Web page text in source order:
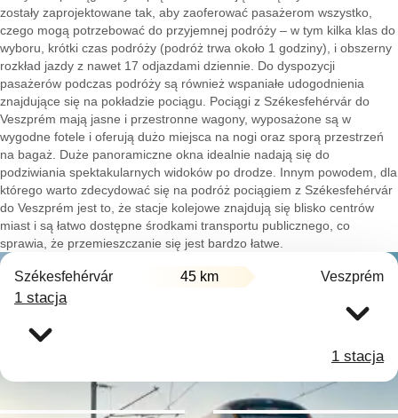
zostały zaprojektowane tak, aby zaoferować pasażerom wszystko,
czego mogą potrzebować do przyjemnej podróży – w tym kilka klas do
wyboru, krótki czas podróży (podróż trwa około 1 godziny), i obszerny
rozkład jazdy z nawet 17 odjazdami dziennie. Do dyspozycji
pasażerów podczas podróży są również wspaniałe udogodnienia
znajdujące się na pokładzie pociągu. Pociągi z Székesfehérvár do
Veszprém mają jasne i przestronne wagony, wyposażone są w
wygodne fotele i oferują dużo miejsca na nogi oraz sporą przestrzeń
na bagaż. Duże panoramiczne okna idealnie nadają się do
podziwiania spektakularnych widoków po drodze. Innym powodem, dla
którego warto zdecydować się na podróż pociągiem z Székesfehérvár
do Veszprém jest to, że stacje kolejowe znajdują się blisko centrów
miast i są łatwo dostępne środkami transportu publicznego, co
sprawia, że przemieszczanie się jest bardzo łatwe.
Székesfehérvár 45 km Veszprém
1 stacja
1 stacja